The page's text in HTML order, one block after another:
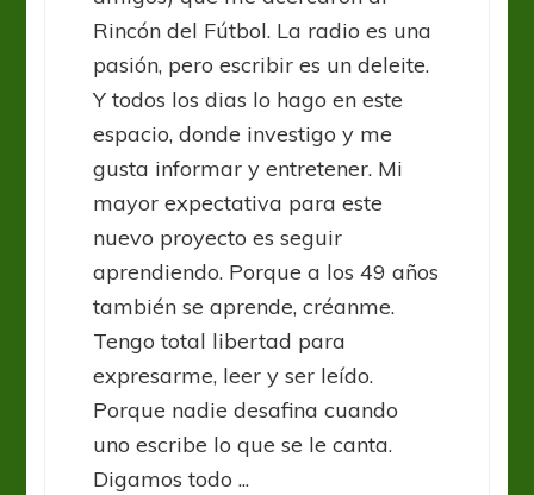
Rincón del Fútbol. La radio es una
pasión, pero escribir es un deleite.
Y todos los dias lo hago en este
espacio, donde investigo y me
gusta informar y entretener. Mi
mayor expectativa para este
nuevo proyecto es seguir
aprendiendo. Porque a los 49 años
también se aprende, créanme.
Tengo total libertad para
expresarme, leer y ser leído.
Porque nadie desafina cuando
uno escribe lo que se le canta.
Digamos todo ...